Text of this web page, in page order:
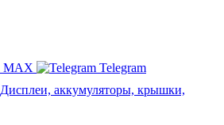
MAX
Telegram
Дисплеи, аккумуляторы, крышки,